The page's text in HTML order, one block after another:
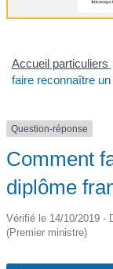
Accueil particuliers
faire reconnaître
Question-réponse
Comment
diplôme
Vérifié le 14/10/2019 -
(Premier ministre)